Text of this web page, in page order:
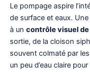
Le pompage aspire
de surface et eaux.
à un contrôle visuel de
sortie, de la cloison
souvent colmaté par
un peu d’eau claire